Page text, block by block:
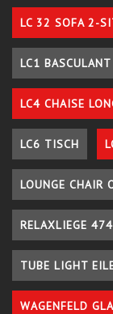
LC 32 SOFA 2-
LC1 BASCULANT
LC4 CHAISE
LC6 TISCH
LOUNGE CHAIR
RELAXLIEGE 474
TUBE LIGHT
WAGENFELD